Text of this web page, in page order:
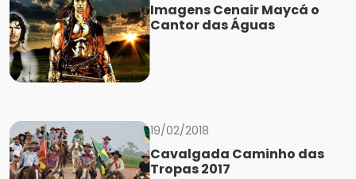
Imagens Cenair Maycá o
Cantor das Águas
19/02/2018
Cavalgada Caminho das
Tropas 2017